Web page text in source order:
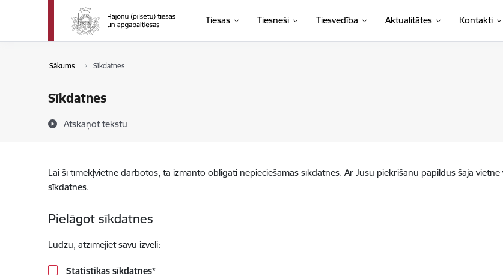
Pāriet uz lapas saturu
Tiesas Tiesneši Tiesvedība Aktualitātes Kontakti
Sākums Sīkdatnes
Sīkdatnes
Atskaņot tekstu
Lai šī tīmekļvietne darbotos, tā izmanto obligāti nepieciešamās sīkdatnes. Ar Jūsu piekrišanu papildus šajā
sīkdatnes.
Pielāgot sīkdatnes
Lūdzu, atzīmējiet savu izvēli:
Statistikas sīkdatnes*